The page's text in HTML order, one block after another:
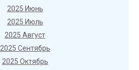
2025 Июнь
2025 Июль
2025 Август
2025 Сентябрь
2025 Октябрь